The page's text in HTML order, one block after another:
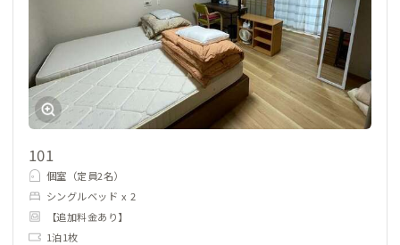
101
個室（定員2名）
シングルベッド x 2
【追加料金あり】
1泊1枚